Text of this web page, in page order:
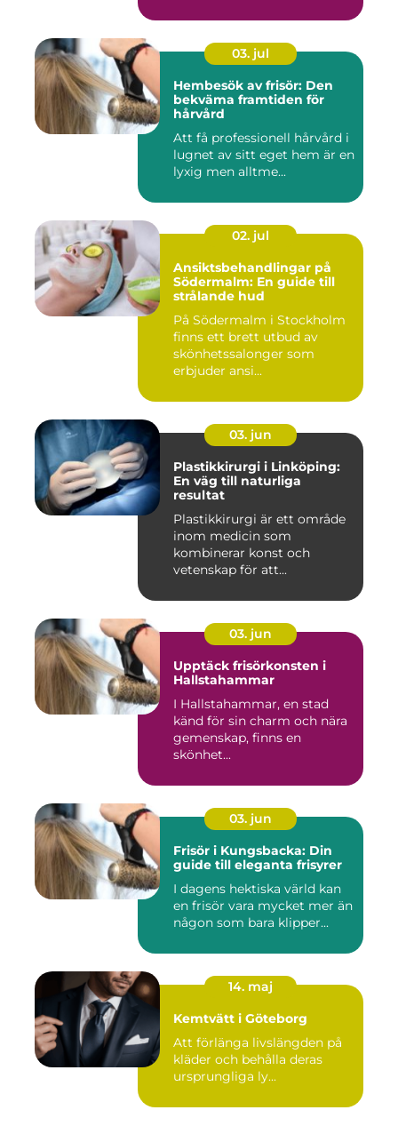
03. jul
Hembesök av frisör: Den
bekväma framtiden för
hårvård
Att få professionell hårvård i
lugnet av sitt eget hem är en
lyxig men alltme...
02. jul
Ansiktsbehandlingar på
Södermalm: En guide till
strålande hud
På Södermalm i Stockholm
finns ett brett utbud av
skönhetssalonger som
erbjuder ansi...
03. jun
Plastikkirurgi i Linköping:
En väg till naturliga
resultat
Plastikkirurgi är ett område
inom medicin som
kombinerar konst och
vetenskap för att...
03. jun
Upptäck frisörkonsten i
Hallstahammar
I Hallstahammar, en stad
känd för sin charm och nära
gemenskap, finns en
skönhet...
03. jun
Frisör i Kungsbacka: Din
guide till eleganta frisyrer
I dagens hektiska värld kan
en frisör vara mycket mer än
någon som bara klipper...
14. maj
Kemtvätt i Göteborg
Att förlänga livslängden på
kläder och behålla deras
ursprungliga ly...